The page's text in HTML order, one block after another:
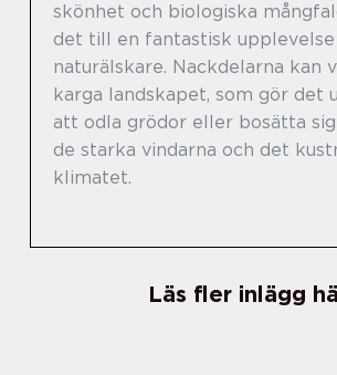
skönhet och biologiska
det till en fantastisk
naturälskare. Nackdelarna kan
karga landskapet, som gör det
att odla grödor eller bosätta sig
de starka vindarna och det
klimatet.
Läs fler inlägg